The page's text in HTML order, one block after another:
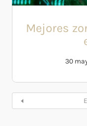
Mejores
30